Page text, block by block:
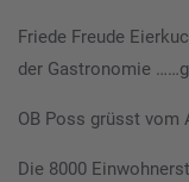
Friede Freude
der Gastronomie
OB Poss grüsst vom
Die 8000